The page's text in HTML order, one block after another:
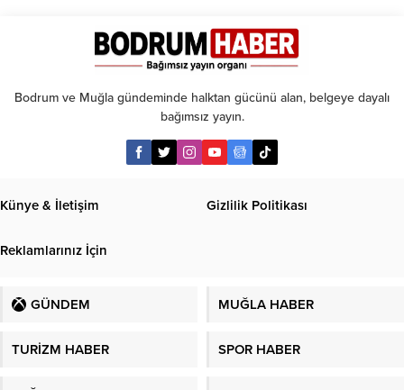
Bodrum ve Muğla gündeminde halktan gücünü alan, belgeye dayalı
bağımsız yayın.
Künye & İletişim Gizlilik Politikası
Reklamlarınız İçin
GÜNDEM MUĞLA HABER
TURİZM HABER SPOR HABER